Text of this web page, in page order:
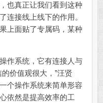
也真正让我们看到这种
连接线上线下的作用。
上面贴了专属码，某种
系统，它有连接人与
价值观很大，”汪贤
个操作系统来简单形容
依然是提高效率的工